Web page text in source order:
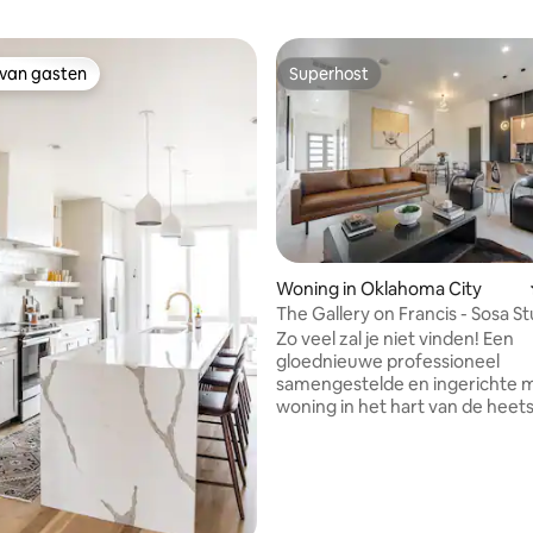
gasten
gasten Superhost
Superhost
Woning in Oklahoma City
The Gallery on Francis - Sosa
Zo veel zal je niet vinden! Een
gloednieuwe professioneel
samengestelde en ingerichte
woning in het hart van de